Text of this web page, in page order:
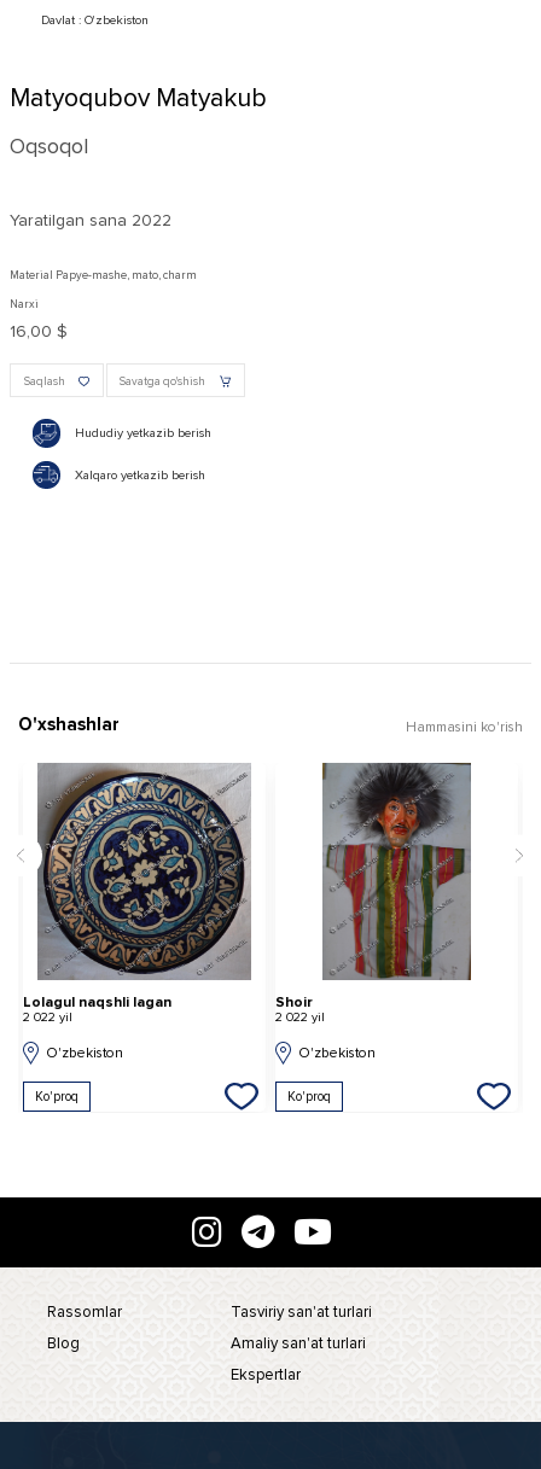
Davlat : O'zbekiston
Matyoqubov Matyakub
Oqsoqol
Yaratilgan sana 2022
Material Papye-mashe, mato, charm
Narxi
16,00 $
Saqlash Savatga qo'shish
Hududiy yetkazib berish
Xalqaro yetkazib berish
O'xshashlar Hammasini ko'rish
Lolagul naqshli lagan
2 022 yil
O'zbekiston
Ko'proq
Shoir
2 022 yil
O'zbekiston
Ko'proq
Rassomlar
Blog
Tasviriy san'at turlari
Amaliy san'at turlari
Ekspertlar